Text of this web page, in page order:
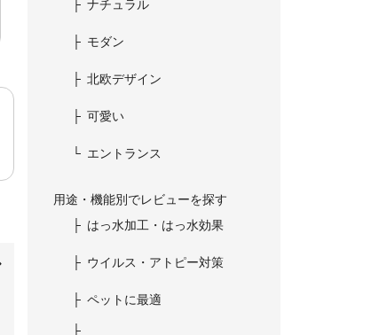
ナチュラル
モダン
北欧デザイン
可愛い
エントランス
用途・機能別でレビューを探す
はっ水加工・はっ水効果
ウイルス・アトピー対策
ペットに最適